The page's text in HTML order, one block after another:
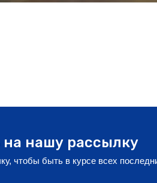
нашу рассылку
чтобы быть в курсе всех